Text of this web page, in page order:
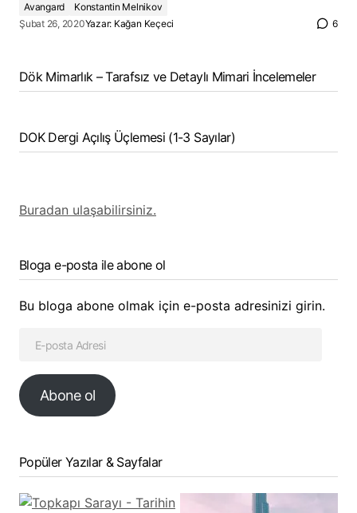
Avangard
Konstantin Melnikov
Şubat 26, 2020Yazar: Kağan Keçeci 6
Dök Mimarlık – Tarafsız ve Detaylı Mimari İncelemeler
DOK Dergi Açılış Üçlemesi (1-3 Sayılar)
Buradan ulaşabilirsiniz.
Bloga e-posta ile abone ol
Bu bloga abone olmak için e-posta adresinizi girin.
Abone ol
Popüler Yazılar & Sayfalar